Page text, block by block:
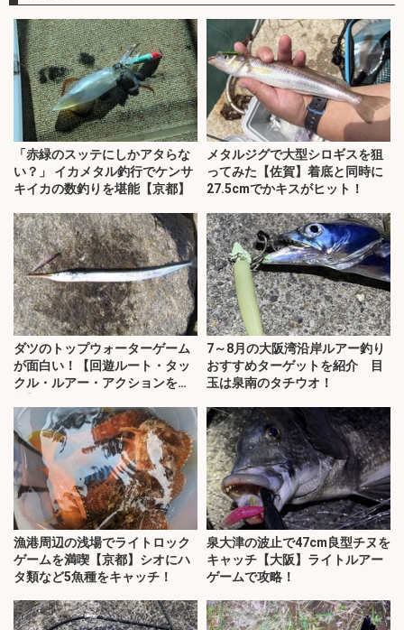
「赤緑のスッテにしかアタらな
い？」 イカメタル釣行でケンサ
キイカの数釣りを堪能【京都】
メタルジグで大型シロギスを狙
ってみた【佐賀】着底と同時に
27.5cmでかキスがヒット！
ダツのトップウォーターゲーム
が面白い！【回遊ルート・タッ
クル・ルアー・アクションを解
7～8月の大阪湾沿岸ルアー釣り
おすすめターゲットを紹介 目
玉は泉南のタチウオ！
漁港周辺の浅場でライトロック
ゲームを満喫【京都】シオにハ
タ類など5魚種をキャッチ！
泉大津の波止で47cm良型チヌを
キャッチ【大阪】ライトルアー
ゲームで攻略！